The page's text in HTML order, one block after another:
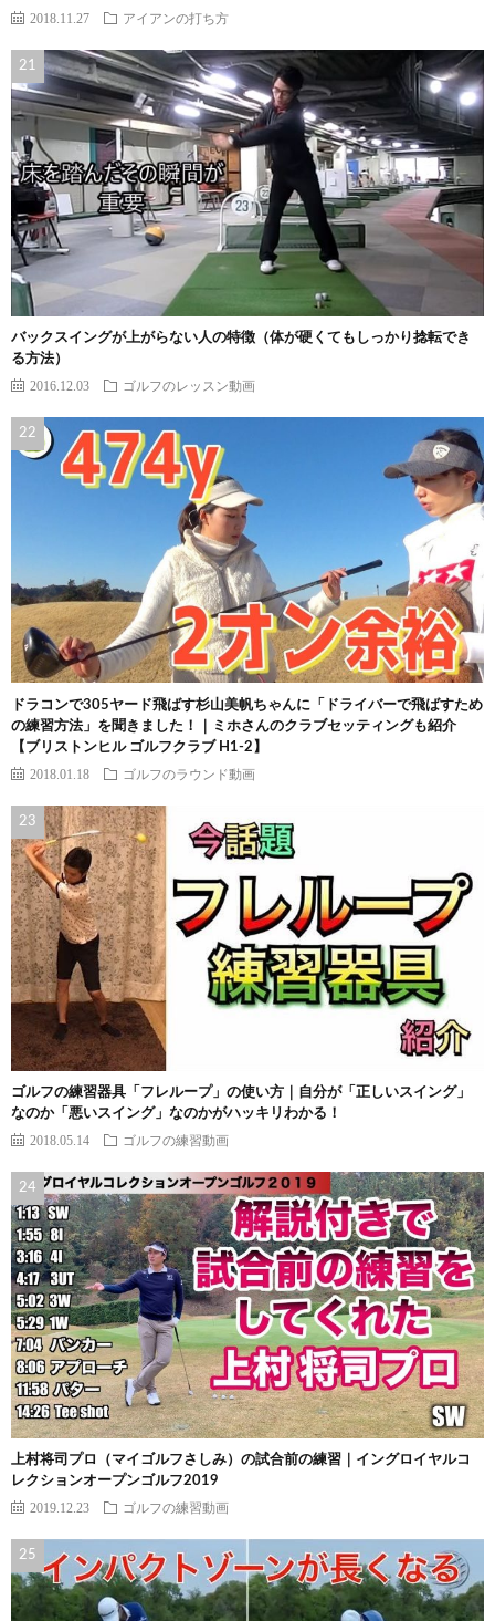
2018.11.27 アイアンの打ち方
バックスイングが上がらない人の特徴（体が硬くてもしっかり捻転でき
る方法）
2016.12.03 ゴルフのレッスン動画
ドラコンで305ヤード飛ばす杉山美帆ちゃんに「ドライバーで飛ばすため
の練習方法」を聞きました！｜ミホさんのクラブセッティングも紹介
【ブリストンヒル ゴルフクラブ H1-2】
2018.01.18 ゴルフのラウンド動画
ゴルフの練習器具「フレループ」の使い方｜自分が「正しいスイング」
なのか「悪いスイング」なのかがハッキリわかる！
2018.05.14 ゴルフの練習動画
上村将司プロ（マイゴルフさしみ）の試合前の練習｜イングロイヤルコ
レクションオープンゴルフ2019
2019.12.23 ゴルフの練習動画